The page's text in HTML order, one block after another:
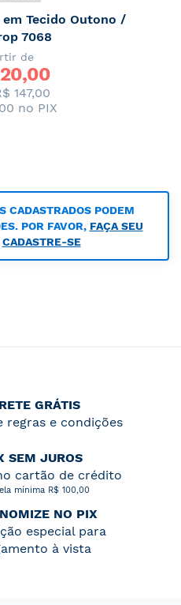
Tecido Outono /
7068
de
147,00
no PIX
CADASTRADOS PODEM
POR FAVOR, FAÇA SEU
CADASTRE-SE
GRÁTIS
regras e condições
SEM JUROS
cartão de crédito
mínima R$ 100,00
NO PIX
especial para
à vista